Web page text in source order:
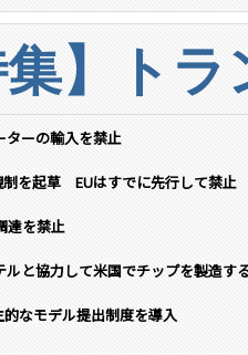
集】ト
ターの輸入を禁止
制を起草 EUはすでに先行して禁止
達を禁止
と協力して米国でチップを製造す
なモデル提出制度を導入